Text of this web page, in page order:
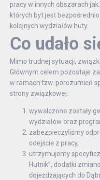
pracy w innych obszarach
których byt jest
kolejnych wydziałów huty.
Co udało
Mimo trudnej sytuacji,
Głównym celem pozostaje
w ramach tzw. porozumień
strony związkowej:
wywalczone zostały
wydziałów oraz
zabezpieczyliśmy
odejście z pracy,
utrzymujemy
Hutnik”, dodatki
dojeżdżających do